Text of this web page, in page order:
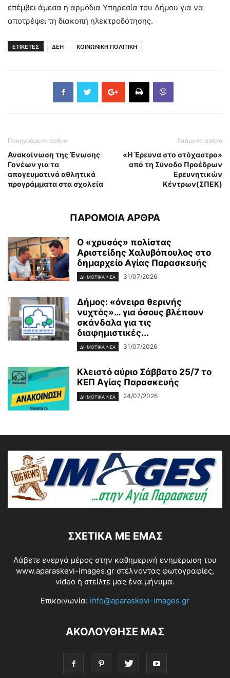
επέμβει άμεσα η αρμόδια Υπηρεσία του Δήμου για να
αποτρέψει τη διακοπή ηλεκτροδότησης.
ΕΤΙΚΕΤΕΣ ΔΕΗ ΚΟΙΝΩΝΙΚΗ ΠΟΛΙΤΙΚΗ
Προηγούμενο άρθρο
Ανακοίνωση της Ένωσης
Γονέων για τα
απογευματινά αθλητικά
προγράμματα στα σχολεία
Επόμενο άρθρο
«Η Έρευνα στο στόχαστρο»
από τη Σύνοδο Προέδρων
Ερευνητικών
Κέντρων(ΣΠΕΚ)
ΠΑΡΟΜΟΙΑ ΑΡΘΡΑ
Ο «χρυσός» πολίστας
Αριστείδης Χαλυβόπουλος στο
δημαρχείο Αγίας Παρασκευής
ΔΗΜΟΤΙΚΑ ΝΕΑ 31/07/2026
Δήμος: «όνειρα θερινής
νυχτός»… για όσους βλέπουν
σκάνδαλα για τις
διαφημιστικές...
ΔΗΜΟΤΙΚΑ ΝΕΑ 31/07/2026
Κλειστό αύριο Σάββατο 25/7 το
ΚΕΠ Αγίας Παρασκευής
ΔΗΜΟΤΙΚΑ ΝΕΑ 24/07/2026
ΣΧΕΤΙΚΆ ΜΕ ΕΜΆΣ
Λάβετε ενεργά μέρος στην καθημερινή ενημέρωση του
www.aparaskevi-images.gr στέλνοντας φωτογραφίες,
video ή στείλτε μας ένα μήνυμα.
Επικοινωνία: info@aparaskevi-images.gr
ΑΚΟΛΟΥΘΗΣΕ ΜΑΣ